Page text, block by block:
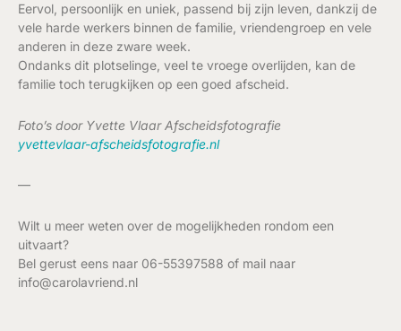
Eervol, persoonlijk en uniek, passend bij zijn leven, dankzij de
vele harde werkers binnen de familie, vriendengroep en vele
anderen in deze zware week.
Ondanks dit plotselinge, veel te vroege overlijden, kan de
familie toch terugkijken op een goed afscheid.
Foto’s door Yvette Vlaar Afscheidsfotografie
yvettevlaar-afscheidsfotografie.nl
—
Wilt u meer weten over de mogelijkheden rondom een
uitvaart?
Bel gerust eens naar 06-55397588 of mail naar
info@carolavriend.nl